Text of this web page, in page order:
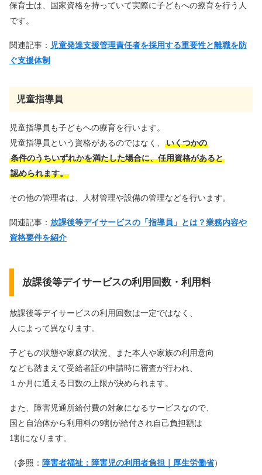
保育士は、国家資格を持っていて実際に子どもへの療育を行う人
です。
関連記事： 児童発達支援管理責任者を採用する重要性と離職を防
ぐ支援体制
児童指導員
児童指導員も子どもへの療育を行います。
児童指導員という資格があるのではなく、
いくつかの
条件のうちいずれかを満たした場合に、任用資格があると
認められます。
その他の管理者は、人材管理や設備の管理などを行います。
関連記事： 放課後等デイサービスの「指導員」とは？業務内容や
資格要件を紹介
放課後等デイサービスの利用回数・利用料
放課後等デイサービスの利用回数は一定ではなく、
人によって異なります。
子どもの状態や家庭の状況、また本人や家族の利用意向
なども踏まえて受給者証の申請時に審査が行われ、
１か月に通える日数の上限が決められます。
また、障害児通所給付費の対象になるサービスなので、
国と自治体から利用料の9割が給付され自己負担額は
1割になります。
（参照： 障害者福祉：障害児の利用者負担｜厚生労働省）